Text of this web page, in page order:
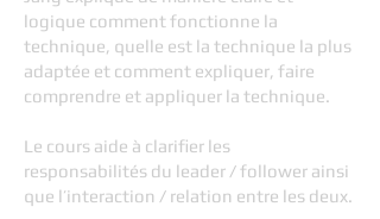
logique comment fonctionne la
technique, quelle est la technique la plus
adaptée et comment expliquer, faire
comprendre et appliquer la technique.
Le cours aide à clarifier les
responsabilités du leader / follower ainsi
que l’interaction / relation entre les deux.